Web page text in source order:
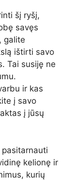
šį ryšį,
savęs
galite
ištirti savo
Tai susiję ne
ir kas
į savo
į jūsų
kelionę ir
kurių